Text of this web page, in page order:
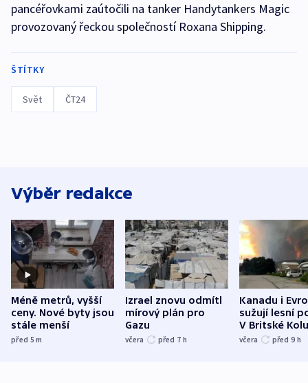
pancéřovkami zaútočili na tanker Handytankers Magic
provozovaný řeckou společností Roxana Shipping.
ŠTÍTKY
Svět ČT24
Výběr redakce
Méně metrů, vyšší
ceny. Nové byty jsou
stále menší
před 5m
Izrael znovu odmítl
mírový plán pro
Gazu
včera před 7 h
Kanadu i
sužují lesní
V Britské
evakuovali
včera před 9 h